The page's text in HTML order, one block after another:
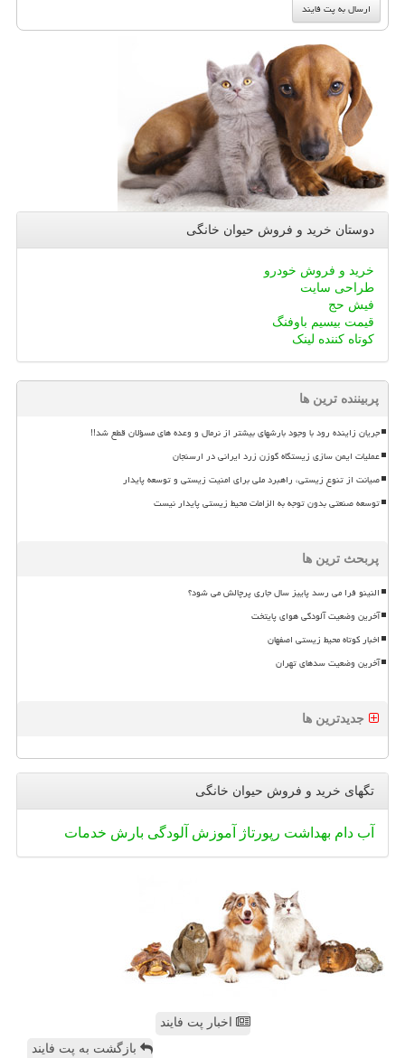
دوستان خرید و فروش حیوان خانگی
خرید و فروش خودرو
طراحی سایت
فیش حج
قیمت بیسیم باوفنگ
کوتاه کننده لینک
پربیننده ترین ها
جریان زاینده رود با وجود بارشهای بیشتر از نرمال و وعده های مسؤلان قطع شد!!
عملیات ایمن سازی زیستگاه گوزن زرد ایرانی در ارسنجان
صیانت از تنوع زیستی، راهبرد ملی برای امنیت زیستی و توسعه پایدار
توسعه صنعتی بدون توجه به الزامات محیط زیستی پایدار نیست
پربحث ترین ها
النینو فرا می رسد پاییز سال جاری پرچالش می شود؟
آخرین وضعیت آلودگی هوای پایتخت
اخبار کوتاه محیط زیستی اصفهان
آخرین وضعیت سدهای تهران
جدیدترین ها
تگهای خرید و فروش حیوان خانگی
آب دام بهداشت رپورتاژ آموزش آلودگی بارش خدمات
اخبار پت فایند
بازگشت به پت فایند